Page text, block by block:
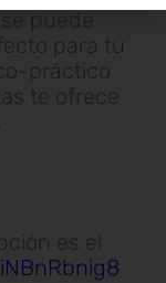
puede
para tu
práctico
te ofrece
es el